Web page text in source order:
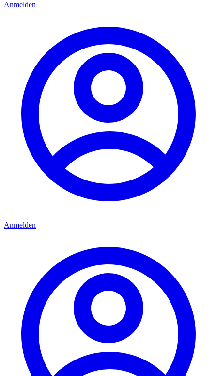
Anmelden
Anmelden